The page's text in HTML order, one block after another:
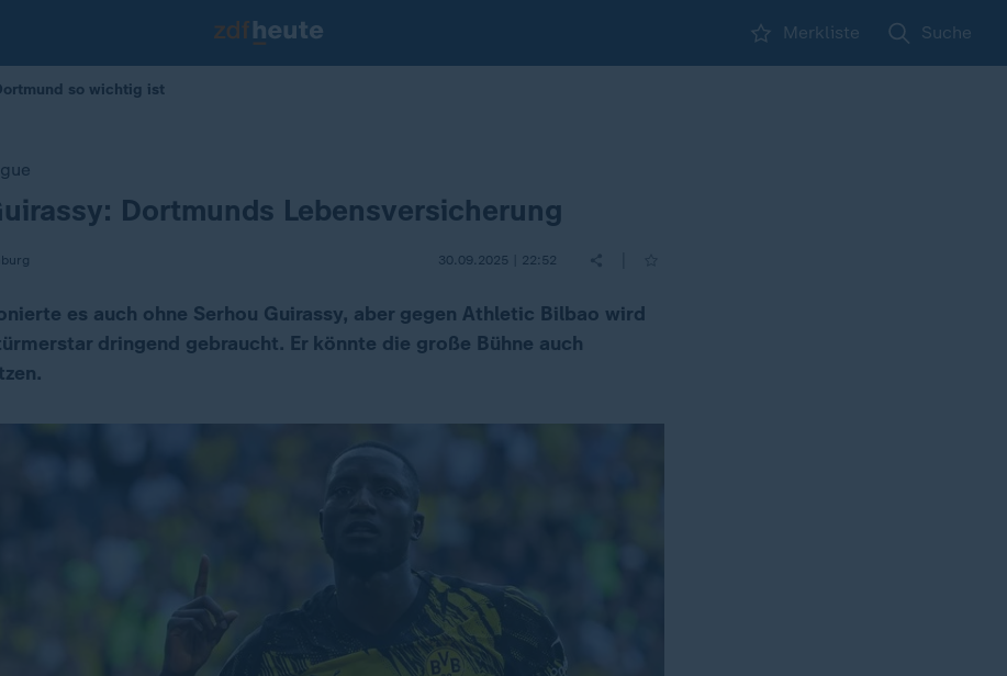
Merkliste Suche
so wichtig ist
Dortmunds Lebensversicherung
30.09.2025 | 22:52
es auch ohne Serhou Guirassy, aber gegen Athletic Bilbao wird
dringend gebraucht. Er könnte die große Bühne auch